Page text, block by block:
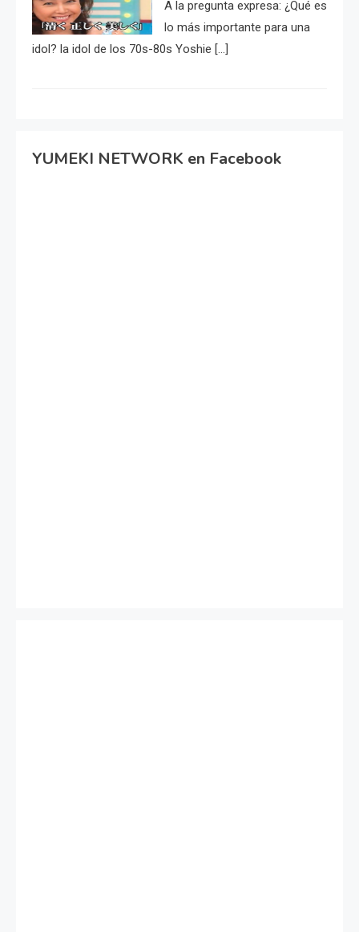
A la pregunta expresa: ¿Qué es
lo más importante para una
idol? la idol de los 70s-80s Yoshie […]
YUMEKI NETWORK en Facebook